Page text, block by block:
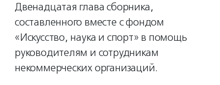
Двенадцатая глава сборника,
составленного вместе с фондом
«Искусство, наука и спорт» в помощь
руководителям и сотрудникам
некоммерческих организаций.